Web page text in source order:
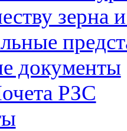
зерна
документы
РЗС